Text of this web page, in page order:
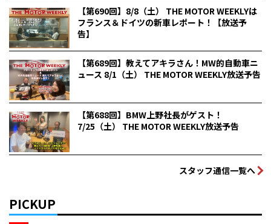
【第690回】8/8（土） THE MOTOR WEEKLYは
フランス＆ドイツの新車レポート！【放送予
告】
【第689回】教えてアキラさん！MW的自動車ニ
ュース 8/1（土） THE MOTOR WEEKLY放送予告
【第688回】BMW上野社長がゲスト！
7/25（土） THE MOTOR WEEKLY放送予告
スタッフ通信一覧へ
PICKUP